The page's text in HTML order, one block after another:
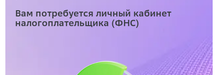
Вам потребуется личный кабинет
налогоплательщика (ФНС)